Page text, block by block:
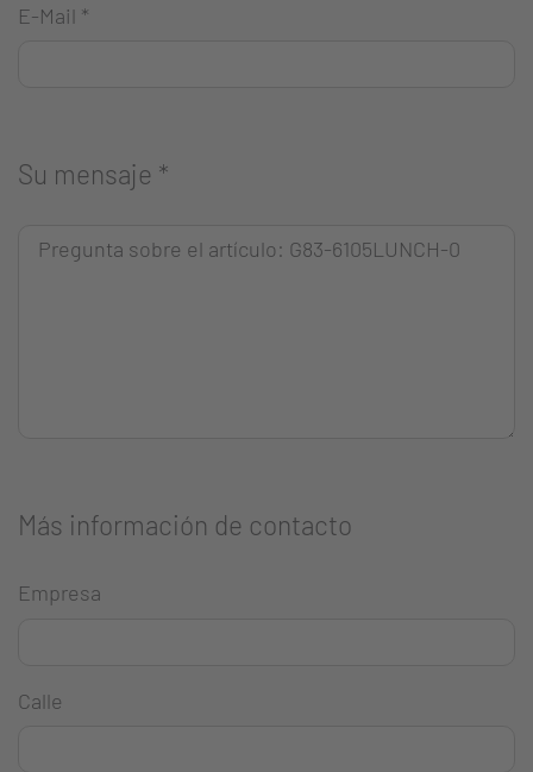
E-Mail *
Su mensaje *
Más información de contacto
Empresa
Calle